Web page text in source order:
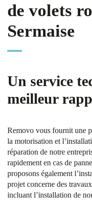
de volets
Sermaise
Un service
meilleur
Removo vous fournit une
la motorisation et
réparation de notre
rapidement en cas de
proposons également
projet concerne des
incluant l’installation de